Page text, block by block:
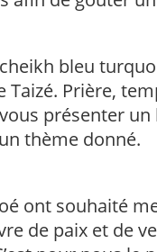
bleu
Prière,
présenter
thème donné.
ont souhaité
de paix et de